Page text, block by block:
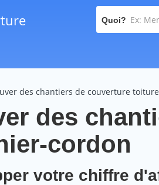
Quoi?
des chantiers de couverture toiture
des
cordon
votre chiffre